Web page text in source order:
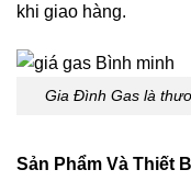
khi giao hàng.
Gia Đình Gas là
Sản Phẩm Và Thiết